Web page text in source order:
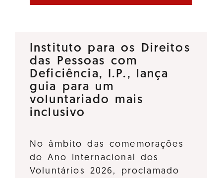
Instituto para os Direitos
das Pessoas com
Deficiência, I.P., lança
guia para um
voluntariado mais
inclusivo
No âmbito das comemorações
do Ano Internacional dos
Voluntários 2026, proclamado